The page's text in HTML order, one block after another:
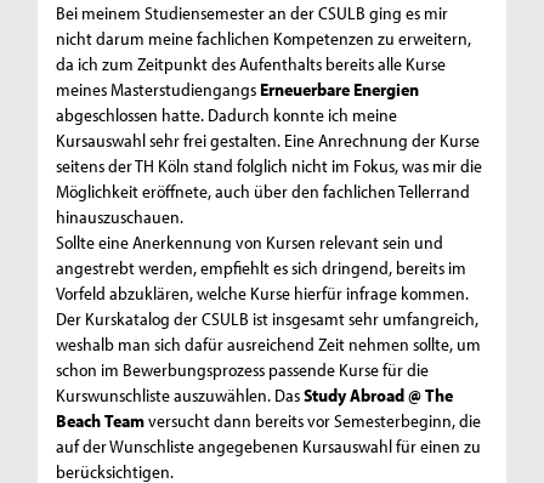
Bei meinem Studiensemester an der CSULB ging es mir
nicht darum meine fachlichen Kompetenzen zu erweitern,
da ich zum Zeitpunkt des Aufenthalts bereits alle Kurse
meines Masterstudiengangs Erneuerbare Energien
abgeschlossen hatte. Dadurch konnte ich meine
Kursauswahl sehr frei gestalten. Eine Anrechnung der Kurse
seitens der TH Köln stand folglich nicht im Fokus, was mir die
Möglichkeit eröffnete, auch über den fachlichen Tellerrand
hinauszuschauen.
Sollte eine Anerkennung von Kursen relevant sein und
angestrebt werden, empfiehlt es sich dringend, bereits im
Vorfeld abzuklären, welche Kurse hierfür infrage kommen.
Der Kurskatalog der CSULB ist insgesamt sehr umfangreich,
weshalb man sich dafür ausreichend Zeit nehmen sollte, um
schon im Bewerbungsprozess passende Kurse für die
Kurswunschliste auszuwählen. DasStudy Abroad @ The
Beach Teamversucht dann bereits vor Semesterbeginn, die
auf der Wunschliste angegebenen Kursauswahl für einen zu
berücksichtigen.